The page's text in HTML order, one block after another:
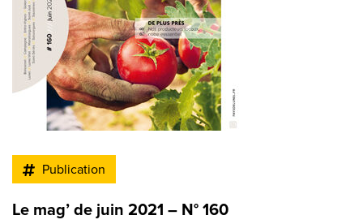
Publication
Le mag’ de juin 2021 – N° 160